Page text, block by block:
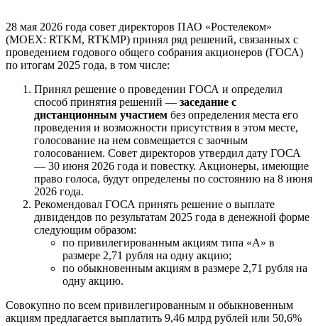
28 мая 2026 года совет директоров ПАО «Ростелеком»
(MOEX: RTKM, RTKMP) принял ряд решений, связанных с
проведением годового общего собрания акционеров (ГОСА)
по итогам 2025 года, в том числе:
Принял решение о проведении ГОСА и определил
способ принятия решений — заседание с
дистанционным участием без определения места его
проведения и возможности присутствия в этом месте,
голосование на нем совмещается с заочным
голосованием. Совет директоров утвердил дату ГОСА
— 30 июня 2026 года и повестку. Акционеры, имеющие
право голоса, будут определены по состоянию на 8 июня
2026 года.
Рекомендовал ГОСА принять решение о выплате
дивидендов по результатам 2025 года в денежной форме
следующим образом:
по привилегированным акциям типа «А» в
размере 2,71 рубля на одну акцию;
по обыкновенным акциям в размере 2,71 рубля на
одну акцию.
Совокупно по всем привилегированным и обыкновенным
акциям предлагается выплатить 9,46 млрд рублей или 50,6%